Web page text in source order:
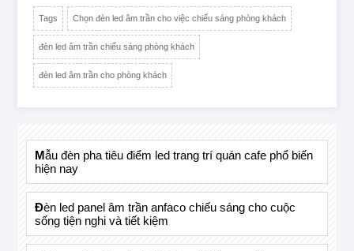
Tags Chọn đèn led âm trần cho việc chiếu sáng phòng khách
đèn led âm trần chiếu sáng phòng khách
đèn led âm trần cho phòng khách
mẫu đèn pha tiêu điểm led trang trí quán cafe phổ biến
hiện nay
đèn led panel âm trần anfaco chiếu sáng cho cuộc
sống tiện nghi và tiết kiệm